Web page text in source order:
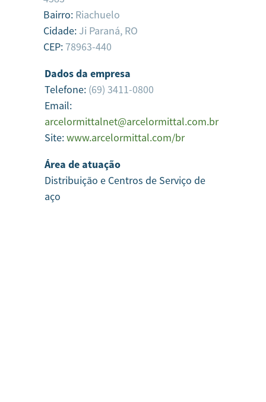
Bairro: Riachuelo
Cidade: Ji Paraná, RO
CEP:78963-440
Dados da empresa
Telefone: (69) 3411-0800
Email:
arcelormittalnet@arcelormittal.com.br
Site:www.arcelormittal.com/br
Área de atuação
Distribuição e Centros de Serviço de
aço